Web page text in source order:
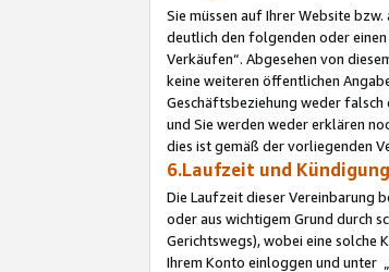
Sie müssen auf Ihrer Website
deutlich den folgenden oder einen
Verkäufen“. Abgesehen von
keine weiteren öffentlichen
Geschäftsbeziehung weder
und Sie werden weder erklären
dies ist gemäß der vorliegenden
6.Laufzeit und Kündigung
Die Laufzeit dieser Vereinbarung
oder aus wichtigem Grund durch
Gerichtswegs), wobei eine solche
Ihrem Konto einloggen und unter